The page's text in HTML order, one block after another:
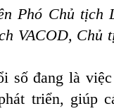
Phó Chủ tịch
VACOD,
số đang là
triển, giúp